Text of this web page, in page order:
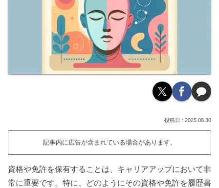
2025.08.30
記事内に広告が含まれている場合があります。
資格や免許を保有することは、キャリアアップにおいて非
常に重要です。特に、どのようにその資格や免許を履歴書